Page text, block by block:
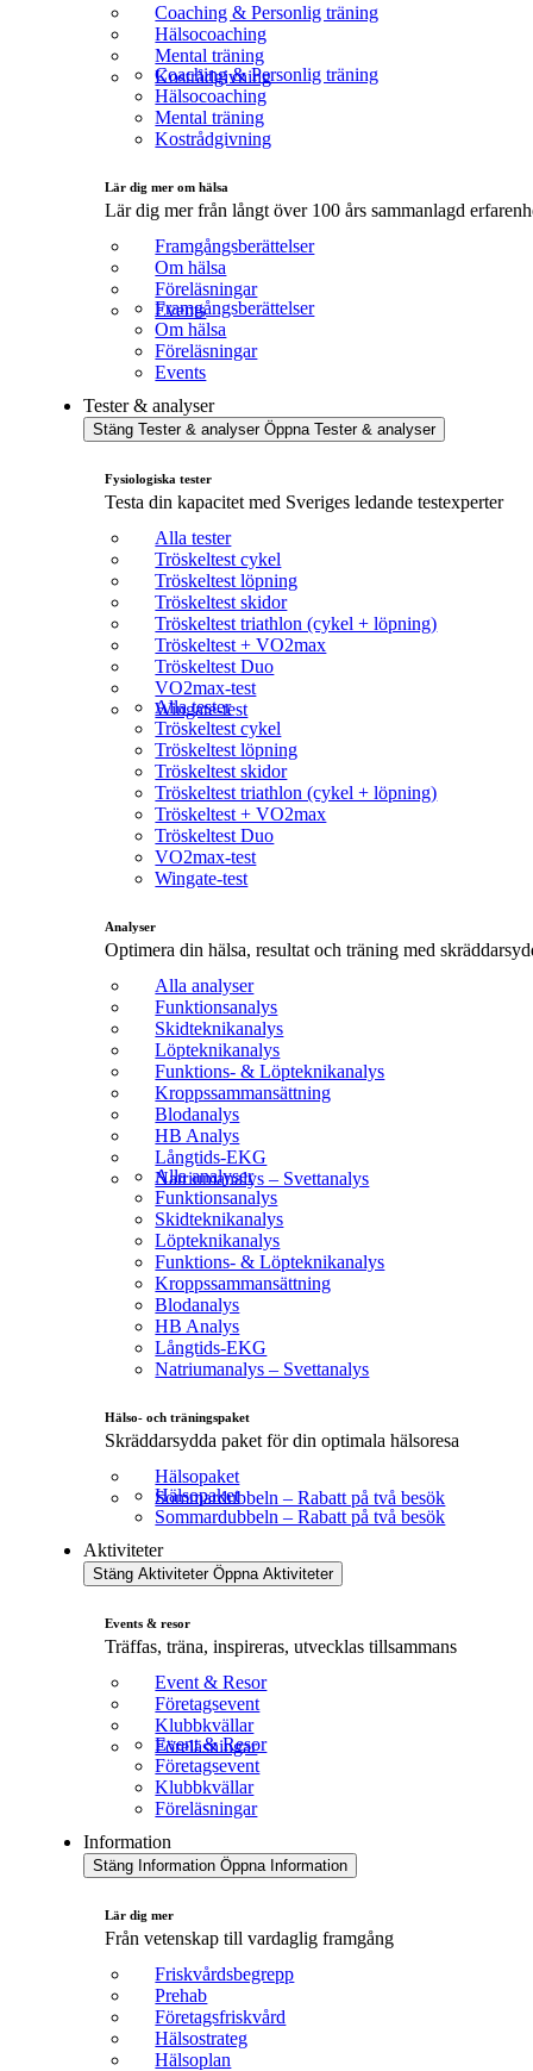
Coaching & Personlig träning
Hälsocoaching
Mental träning
Kostrådgivning
Coaching & Personlig träning
Hälsocoaching
Mental träning
Kostrådgivning
Lär dig mer om hälsa
Lär dig mer från långt över 100 års sammanlagd
Framgångsberättelser
Om hälsa
Föreläsningar
Events
Framgångsberättelser
Om hälsa
Föreläsningar
Events
Tester & analyser
Stäng Tester & analyser Öppna Tester & analyser
Fysiologiska tester
Testa din kapacitet med Sveriges ledande testexperter
Alla tester
Tröskeltest cykel
Tröskeltest löpning
Tröskeltest skidor
Tröskeltest triathlon (cykel + löpning)
Tröskeltest + VO2max
Tröskeltest Duo
VO2max-test
Wingate-test
Alla tester
Tröskeltest cykel
Tröskeltest löpning
Tröskeltest skidor
Tröskeltest triathlon (cykel + löpning)
Tröskeltest + VO2max
Tröskeltest Duo
VO2max-test
Wingate-test
Analyser
Optimera din hälsa, resultat och träning med
Alla analyser
Funktionsanalys
Skidteknikanalys
Löpteknikanalys
Funktions- & Löpteknikanalys
Kroppssammansättning
Blodanalys
HB Analys
Långtids-EKG
Natriumanalys – Svettanalys
Alla analyser
Funktionsanalys
Skidteknikanalys
Löpteknikanalys
Funktions- & Löpteknikanalys
Kroppssammansättning
Blodanalys
HB Analys
Långtids-EKG
Natriumanalys – Svettanalys
Hälso- och träningspaket
Skräddarsydda paket för din optimala hälsoresa
Hälsopaket
Sommardubbeln – Rabatt på två besök
Hälsopaket
Sommardubbeln – Rabatt på två besök
Aktiviteter
Stäng Aktiviteter Öppna Aktiviteter
Events & resor
Träffas, träna, inspireras, utvecklas tillsammans
Event & Resor
Företagsevent
Klubbkvällar
Föreläsningar
Event & Resor
Företagsevent
Klubbkvällar
Föreläsningar
Information
Stäng Information Öppna Information
Lär dig mer
Från vetenskap till vardaglig framgång
Friskvårdsbegrepp
Prehab
Företagsfriskvård
Hälsostrateg
Hälsoplan